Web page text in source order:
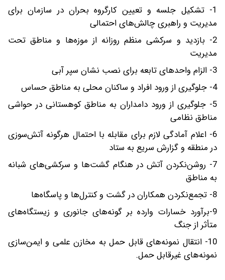
1- تشکیل جلسه و تعیین کارگروه بحران در سازمان برای
مدیریت و راهبری چالش‌های احتمالی
2- بازدید و سرکشی منظم روزانه از موزه‌ها و مناطق تحت
مدیریت
3- الزام واحدهای تابعه برای نصب نشان سپر آبی
4- جلوگیری از ورود افراد و ساکنان محلی به مناطق حساس
5- جلوگیری از ورود دامداران به مناطق کوهستانی در حواشی
مناطق نظامی
6- اعلام آمادگی لازم برای مقابله با احتمال هر‌گونه آتش‌سوزی
در منطقه و گزارش سریع به ستاد
7- روشن‌نکردن آتش در هنگام گشت‌ها و سرکشی‌های شبانه
به مناطق
8- تجمع‌نکردن همکاران در گشت و کنترل‌ها و پاسگاه‌ها
9-برآورد خسارات وارده بر گونه‌های جانوری و زیستگاه‌های
متأثر از جنگ
10- انتقال نمونه‌های قابل حمل به مخازن علمی و ایمن‌سازی
نمونه‌های غیر‌قابل حمل.